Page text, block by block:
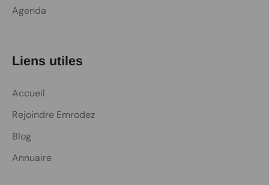
Agenda
Liens utiles
Accueil
Rejoindre Emrodez
Blog
Annuaire